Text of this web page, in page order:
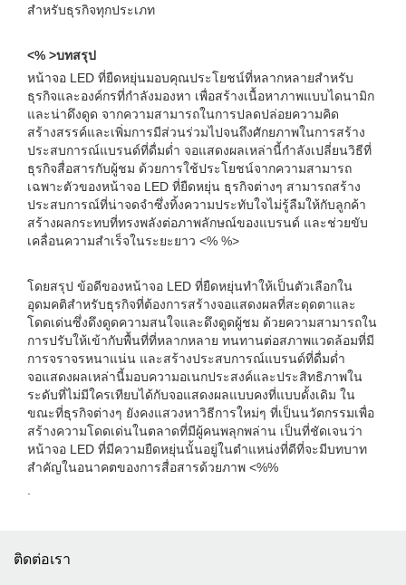
สำหรับธุรกิจทุกประเภท
<% >บทสรุป
หน้าจอ LED ที่ยืดหยุ่นมอบคุณประโยชน์ที่หลากหลายสำหรับ
ธุรกิจและองค์กรที่กำลังมองหา เพื่อสร้างเนื้อหาภาพแบบไดนามิก
และน่าดึงดูด จากความสามารถในการปลดปล่อยความคิด
สร้างสรรค์และเพิ่มการมีส่วนร่วมไปจนถึงศักยภาพในการสร้าง
ประสบการณ์แบรนด์ที่ดื่มด่ำ จอแสดงผลเหล่านี้กำลังเปลี่ยนวิธีที่
ธุรกิจสื่อสารกับผู้ชม ด้วยการใช้ประโยชน์จากความสามารถ
เฉพาะตัวของหน้าจอ LED ที่ยืดหยุ่น ธุรกิจต่างๆ สามารถสร้าง
ประสบการณ์ที่น่าจดจำซึ่งทิ้งความประทับใจไม่รู้ลืมให้กับลูกค้า
สร้างผลกระทบที่ทรงพลังต่อภาพลักษณ์ของแบรนด์ และช่วยขับ
เคลื่อนความสำเร็จในระยะยาว <% %>
โดยสรุป ข้อดีของหน้าจอ LED ที่ยืดหยุ่นทำให้เป็นตัวเลือกใน
อุดมคติสำหรับธุรกิจที่ต้องการสร้างจอแสดงผลที่สะดุดตาและ
โดดเด่นซึ่งดึงดูดความสนใจและดึงดูดผู้ชม ด้วยความสามารถใน
การปรับให้เข้ากับพื้นที่ที่หลากหลาย ทนทานต่อสภาพแวดล้อมที่มี
การจราจรหนาแน่น และสร้างประสบการณ์แบรนด์ที่ดื่มด่ำ
จอแสดงผลเหล่านี้มอบความอเนกประสงค์และประสิทธิภาพใน
ระดับที่ไม่มีใครเทียบได้กับจอแสดงผลแบบคงที่แบบดั้งเดิม ใน
ขณะที่ธุรกิจต่างๆ ยังคงแสวงหาวิธีการใหม่ๆ ที่เป็นนวัตกรรมเพื่อ
สร้างความโดดเด่นในตลาดที่มีผู้คนพลุกพล่าน เป็นที่ชัดเจนว่า
หน้าจอ LED ที่มีความยืดหยุ่นนั้นอยู่ในตำแหน่งที่ดีที่จะมีบทบาท
สำคัญในอนาคตของการสื่อสารด้วยภาพ <%%
ติดต่อเรา